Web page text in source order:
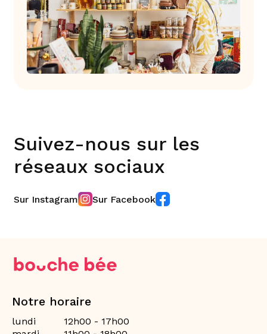
Suivez-nous sur les
réseaux sociaux
Sur Instagram Sur Facebook
Notre horaire
lundi
12h00 - 17h00